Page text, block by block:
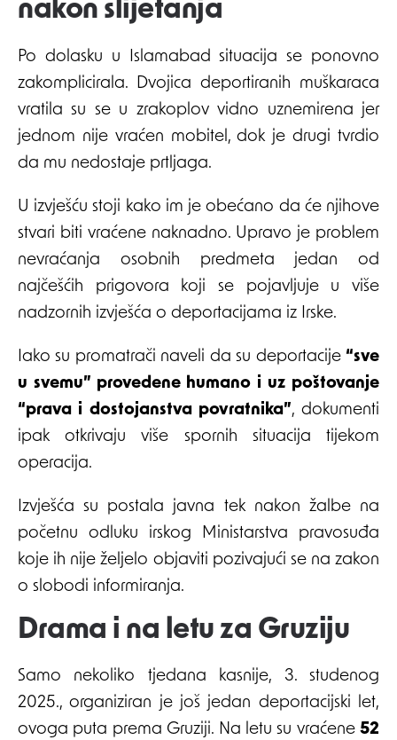
nakon slijetanja
Po dolasku u Islamabad situacija se ponovno
zakomplicirala. Dvojica deportiranih muškaraca
vratila su se u zrakoplov vidno uznemirena jer
jednom nije vraćen mobitel, dok je drugi tvrdio
da mu nedostaje prtljaga.
U izvješću stoji kako im je obećano da će njihove
stvari biti vraćene naknadno. Upravo je problem
nevraćanja osobnih predmeta jedan od
najčešćih prigovora koji se pojavljuje u više
nadzornih izvješća o deportacijama iz Irske.
Iako su promatrači naveli da su deportacije “sve
u svemu” provedene humano i uz poštovanje
“prava i dostojanstva povratnika”, dokumenti
ipak otkrivaju više spornih situacija tijekom
operacija.
Izvješća su postala javna tek nakon žalbe na
početnu odluku irskog Ministarstva pravosuđa
koje ih nije željelo objaviti pozivajući se na zakon
o slobodi informiranja.
Drama i na letu za Gruziju
Samo nekoliko tjedana kasnije, 3. studenog
2025., organiziran je još jedan deportacijski let,
ovoga puta prema Gruziji. Na letu su vraćene 52